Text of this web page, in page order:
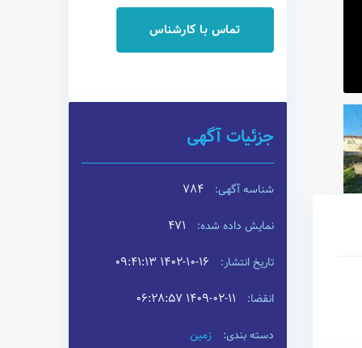
تماس با کارشناس
جزئیات آگهی
شناسه آگهی: 784
نمایش داده شده: 471
تاریخ انتشار: ۱۴۰۲-۱۰-۱۶ ۰۹:۴۱:۱۳
انقضا: ۱۴۰۹-۰۲-۱۱ ۰۶:۲۸:۵۷
دسته بندی: زمین